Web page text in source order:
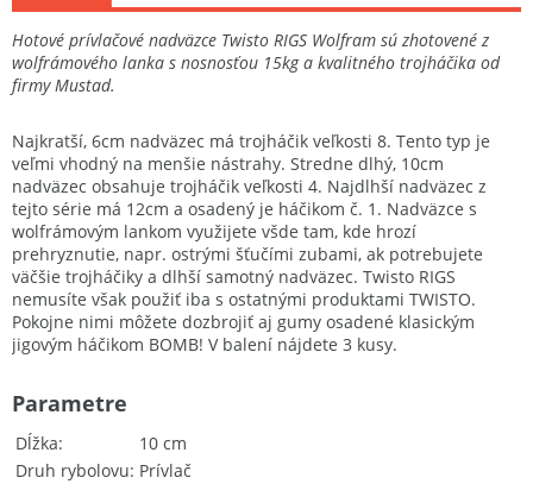
Hotové prívlačové nadväzce Twisto RIGS Wolfram sú zhotovené z
wolfrámového lanka s nosnosťou 15kg a kvalitného trojháčika od
firmy Mustad.
Najkratší, 6cm nadväzec má trojháčik veľkosti 8. Tento typ je
veľmi vhodný na menšie nástrahy. Stredne dlhý, 10cm
nadväzec obsahuje trojháčik veľkosti 4. Najdlhší nadväzec z
tejto série má 12cm a osadený je háčikom č. 1. Nadväzce s
wolfrámovým lankom využijete všde tam, kde hrozí
prehryznutie, napr. ostrými šťučími zubami, ak potrebujete
väčšie trojháčiky a dlhší samotný nadväzec. Twisto RIGS
nemusíte však použiť iba s ostatnými produktami TWISTO.
Pokojne nimi môžete dozbrojiť aj gumy osadené klasickým
jigovým háčikom BOMB! V balení nájdete 3 kusy.
Dĺžka
10 cm
Druh rybolovu Prívlač
Parametre